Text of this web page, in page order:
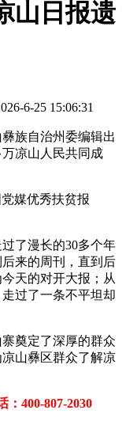
山日报遗
6-25 15:06:31
族自治州委编辑出
凉山人民共同成
媒优秀扶贫报
了漫长的30多个年
来的周刊，直到后
天的对开大报；从
过了一条不平坦却
奠定了深厚的群众
山彝区群众了解凉
：400-807-2030